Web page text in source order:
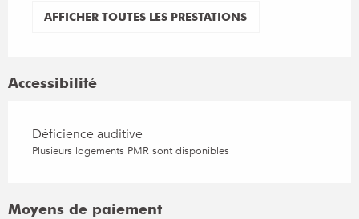
AFFICHER TOUTES LES PRESTATIONS
Accessibilité
Déficience auditive
Plusieurs logements PMR sont disponibles
Moyens de paiement